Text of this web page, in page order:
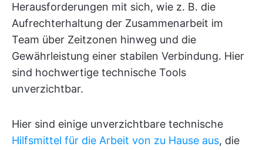
Herausforderungen mit sich, wie z. B. die
Aufrechterhaltung der Zusammenarbeit im
Team über Zeitzonen hinweg und die
Gewährleistung einer stabilen Verbindung. Hier
sind hochwertige technische Tools
unverzichtbar.
Hier sind einige unverzichtbare technische
Hilfsmittel für die Arbeit von zu Hause aus, die